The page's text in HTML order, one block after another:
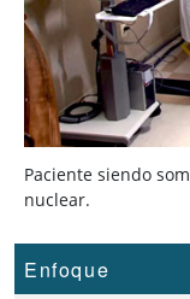
Paciente siendo
nuclear.
Enfoque